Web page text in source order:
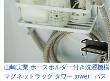
山崎実業 ホースホルダー付き洗濯機横
マグネットラック タワー tower | バス